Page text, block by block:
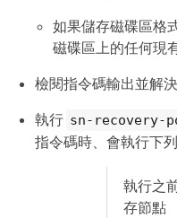
如果儲存磁碟區格
磁碟區上的任何現
檢閱指令碼輸出並解決
執行 sn-
指令碼時、會執行下列
執行之
存節點